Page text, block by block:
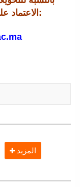
الاعتماد على هذا الرابط الخاص بتحويل التسجيل:
المزيد